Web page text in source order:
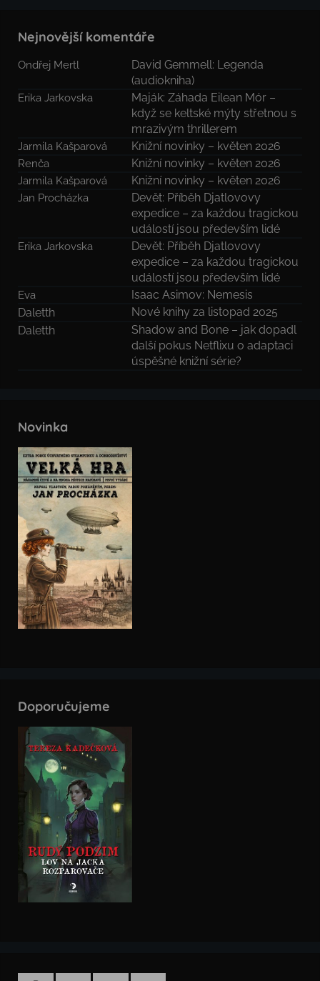
Nejnovější komentáře
Ondřej Mertl
David Gemmell: Legenda
(audiokniha)
Erika Jarkovska
Maják: Záhada Eilean Mór –
když se keltské mýty střetnou s
mrazivým thrillerem
Jarmila Kašparová Knižní novinky – květen 2026
Renča Knižní novinky – květen 2026
Jarmila Kašparová Knižní novinky – květen 2026
Jan Procházka
Devět: Příběh Djatlovovy
expedice – za každou tragickou
událostí jsou především lidé
Erika Jarkovska
Devět: Příběh Djatlovovy
expedice – za každou tragickou
událostí jsou především lidé
Eva
Isaac Asimov: Nemesis
Daletth
Nové knihy za listopad 2025
Daletth
Shadow and Bone – jak dopadl
další pokus Netflixu o adaptaci
úspěšné knižní série?
Novinka
Doporučujeme